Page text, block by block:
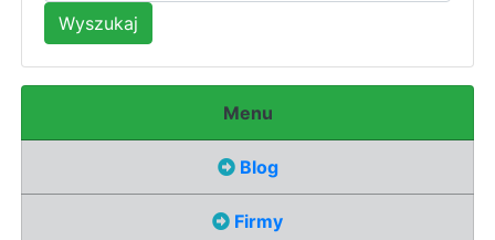
Wyszukaj
Menu
Blog
Firmy